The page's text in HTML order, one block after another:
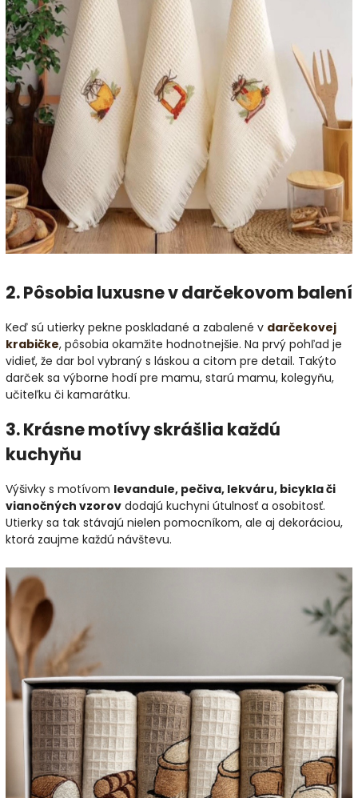
2. Pôsobia luxusne v darčekovom balení
Keď sú utierky pekne poskladané a zabalené v darčekovej
krabičke, pôsobia okamžite hodnotnejšie. Na prvý pohľad je
vidieť, že dar bol vybraný s láskou a citom pre detail. Takýto
darček sa výborne hodí pre mamu, starú mamu, kolegyňu,
učiteľku či kamarátku.
3. Krásne motívy skrášlia každú
kuchyňu
Výšivky s motívom levandule, pečiva, lekváru, bicykla či
vianočných vzorov dodajú kuchyni útulnosť a osobitosť.
Utierky sa tak stávajú nielen pomocníkom, ale aj dekoráciou,
ktorá zaujme každú návštevu.